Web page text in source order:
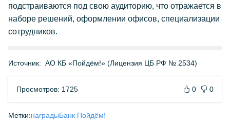
подстраиваются под свою аудиторию, что отражается в
наборе решений, оформлении офисов, специализации
сотрудников.
Источник: АО КБ «Пойдём!» (Лицензия ЦБ РФ № 2534)
Просмотров: 1725 0 0
Метки:наградыБанк Пойдём!